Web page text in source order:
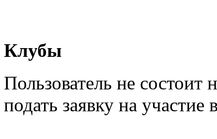
Клубы
Пользователь не
подать заявку на